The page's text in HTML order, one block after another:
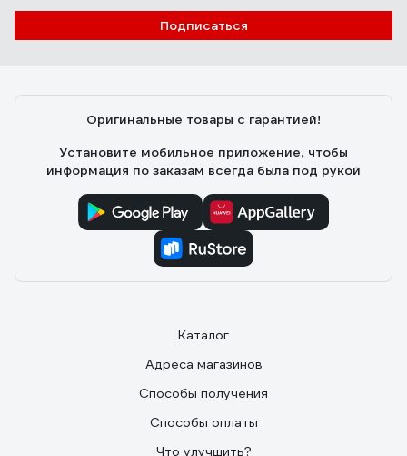
Подписаться
Оригинальные товары с гарантией!
Установите мобильное приложение, чтобы
информация по заказам всегда была под рукой
Каталог
Адреса магазинов
Способы получения
Способы оплаты
Что улучшить?